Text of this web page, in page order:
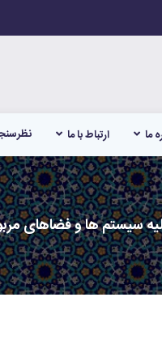
ما ارتباط با ما
سیستم ها و فضاهای